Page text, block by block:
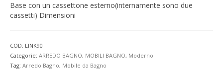
Base con un cassettone esterno(internamente sono due
cassetti) Dimensioni
COD: LINK90
Categorie: ARREDO BAGNO, MOBILI BAGNO, Moderno
Tag: Arredo Bagno, Mobile da Bagno